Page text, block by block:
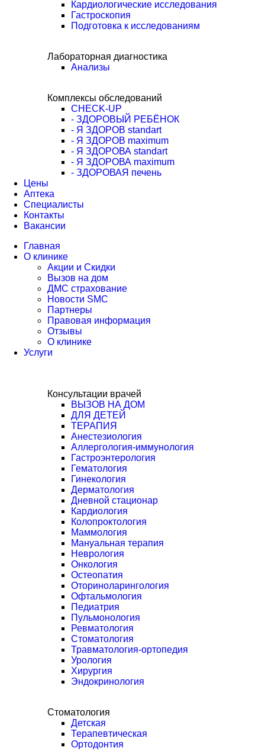
Кардиологические исследования
Гастроскопия
Подготовка к исследованиям
Лабораторная диагностика
Анализы
Комплексы обследований
CHECK-UP
- ЗДОРОВЫЙ РЕБЁНОК
- Я ЗДОРОВ standart
- Я ЗДОРОВ maximum
- Я ЗДОРОВА standart
- Я ЗДОРОВА maximum
- ЗДОРОВАЯ печень
Цены
Аптека
Cпециалисты
Контакты
Вакансии
Главная
О клинике
Акции и Скидки
Вызов на дом
ДМС страхование
Новости SMC
Партнеры
Правовая информация
Отзывы
О клинике
Услуги
Консультации врачей
ВЫЗОВ НА ДОМ
ДЛЯ ДЕТЕЙ
ТЕРАПИЯ
Анестезиология
Аллергология-иммунология
Гастроэнтерология​
Гематология
Гинекология
Дерматология
Дневной стационар
Кардиология
Колопроктология
Маммология
Мануальная терапия
Неврология
Онкология
Остеопатия
Оториноларингология
Офтальмология
Педиатрия
Пульмонология
Ревматология
Стоматология
Травматология-ортопедия
Урология
Хирургия
Эндокринология
Стоматология
Детская
Терапевтическая
Ортодонтия